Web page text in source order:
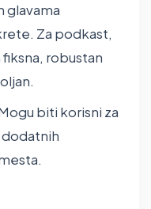
glavama
Za podkast,
robustan
biti korisni za
dodatnih